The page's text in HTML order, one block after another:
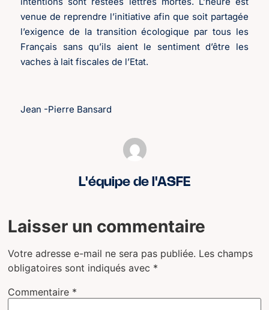
venue de reprendre l’initiative afin que soit partagée
l’exigence de la transition écologique par tous les
Français sans qu’ils aient le sentiment d’être les
vaches à lait fiscales de l’Etat.
Jean -Pierre Bansard
L'équipe de l'ASFE
Laisser un commentaire
Votre adresse e-mail ne sera pas publiée. Les champs
obligatoires sont indiqués avec *
Commentaire *